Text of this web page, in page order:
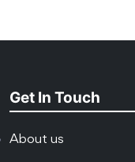
Get In Touch
About us